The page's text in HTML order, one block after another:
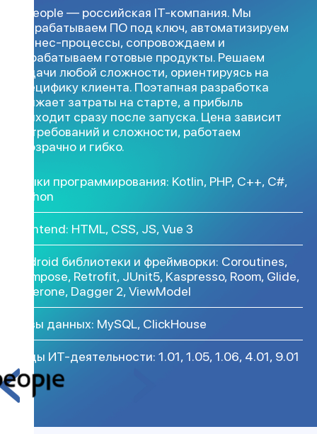
4 people — российская IT-компания. Мы
разрабатываем ПО под ключ, автоматизируем
бизнес-процессы, сопровождаем и
дорабатываем готовые продукты. Решаем
задачи любой сложности, ориентируясь на
специфику клиента. Поэтапная разработка
снижает затраты на старте, а прибыль
приходит сразу после запуска. Цена зависит
от требований и сложности, работаем
прозрачно и гибко.
Языки программирования: Kotlin, PHP, C++, C#,
Python
Frontend: HTML, CSS, JS, Vue 3
Android библиотеки и фреймворки: Coroutines,
Compose, Retrofit, JUnit5, Kaspresso, Room, Glide,
Cicerone, Dagger 2, ViewModel
Базы данных: MySQL, ClickHouse
Коды ИТ-деятельности: 1.01, 1.05, 1.06, 4.01, 9.01